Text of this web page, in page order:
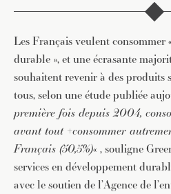
Les Français veulent consommer
durable », et une écrasante
souhaitent revenir à des produits
tous, selon une étude publiée
première fois depuis 2004,
avant tout +consommer
Français (50,5%)« , souligne
services en développement
avec le soutien de l’Agence de